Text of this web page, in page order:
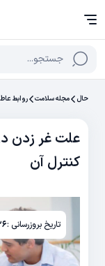
جستجو...
حال مجله سلامت روابط
علت غر زدن
کنترل آن
تاریخ بروزرسانی :۲۶